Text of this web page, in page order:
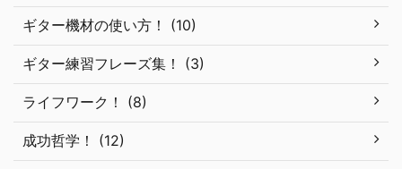
ギター機材の使い方！ (10)
ギター練習フレーズ集！ (3)
ライフワーク！ (8)
成功哲学！ (12)